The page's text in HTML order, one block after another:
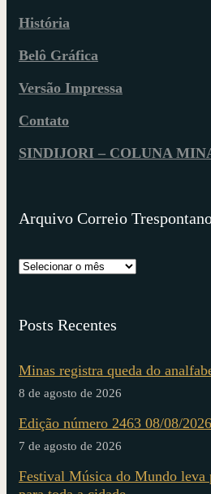
História
Belô Gráfica
Versão Impressa
Contato
SINDIJORI – COLUNA
Arquivo Correio
Posts Recentes
Minas registra queda do
8 de agosto de 2026
Edição número 2463 08/08/2026
7 de agosto de 2026
Festival Música do Mundo leva